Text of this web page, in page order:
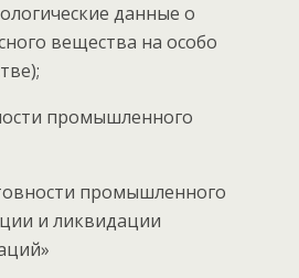
данные о
вещества на особо
промышленного
промышленного
и ликвидации